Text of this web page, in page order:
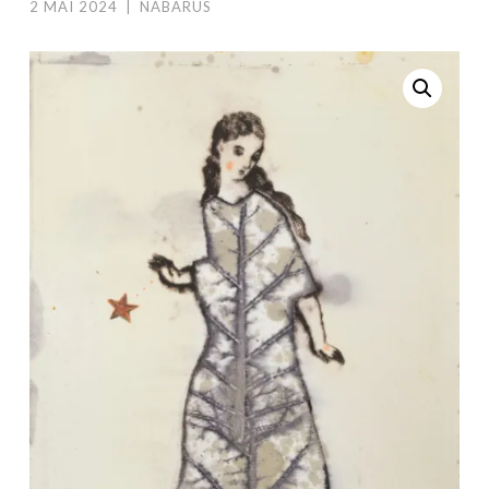
2 MAI 2024 NABARUS